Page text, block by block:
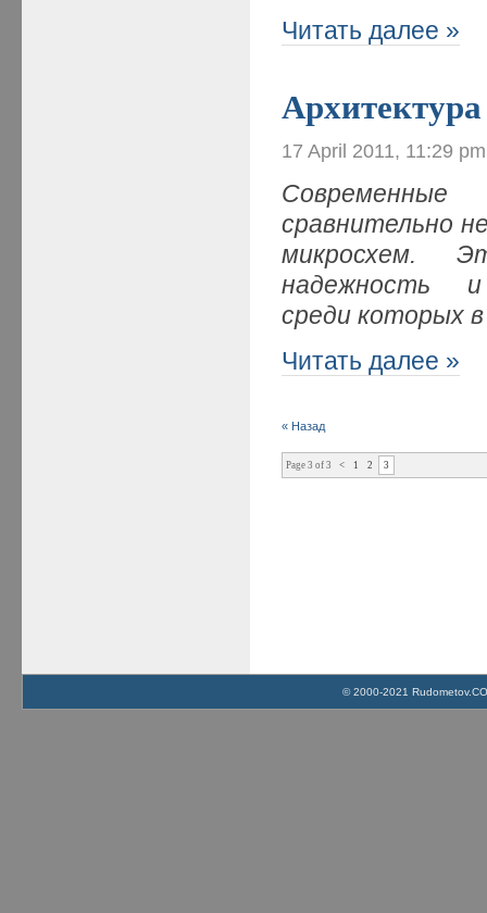
Читать далее »
17 April 2011, 11:29 pm
сравнительно
микросхем.
надежность и
среди которых
Читать далее »
« Назад
Page 3 of 3 < 1 2 3
© 2000-2021